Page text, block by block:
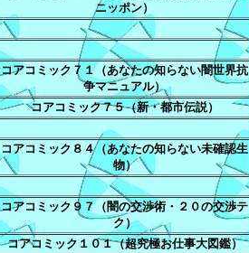
ニッポン）
コアコミック７１（あなたの知らない闇世界抗
争マニュアル）
コアコミック７５（新・都市伝説）
コアコミック８４（あなたの知らない未確認生
物）
コアコミック９７（闇の交渉術・２０の交渉テ
ク）
コアコミック１０１（超究極お仕事大図鑑）